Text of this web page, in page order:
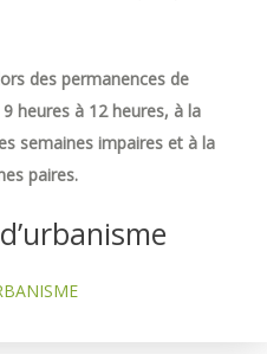
des permanences de
heures à 12 heures, à la
semaines impaires et à la
paires.